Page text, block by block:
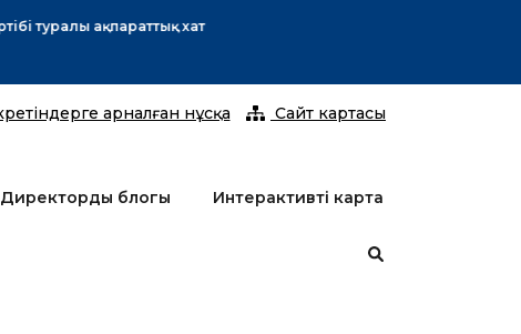
арналған нұсқа Сайт картасы
Директордың блогы Интерактивті карта